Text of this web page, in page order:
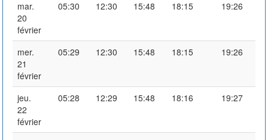
mar.
20
février
05:30 12:30 15:48 18:15 19:26
mer.
21
février
05:29 12:30 15:48 18:15 19:26
jeu.
22
février
05:28 12:29 15:48 18:16 19:27